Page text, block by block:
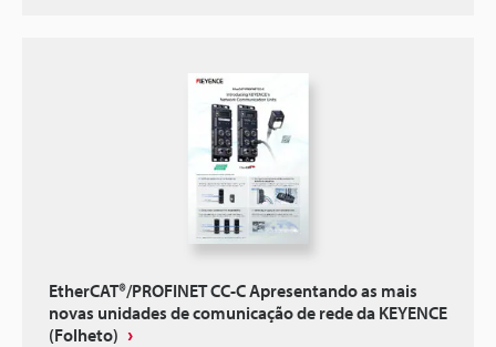
EtherCAT®/PROFINET CC-C Apresentando as mais
novas unidades de comunicação de rede da KEYENCE
(Folheto)